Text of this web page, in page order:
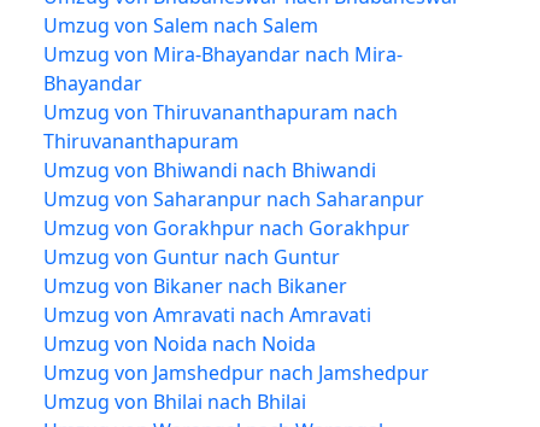
Umzug von Salem nach Salem
Umzug von Mira-Bhayandar nach Mira-
Bhayandar
Umzug von Thiruvananthapuram nach
Thiruvananthapuram
Umzug von Bhiwandi nach Bhiwandi
Umzug von Saharanpur nach Saharanpur
Umzug von Gorakhpur nach Gorakhpur
Umzug von Guntur nach Guntur
Umzug von Bikaner nach Bikaner
Umzug von Amravati nach Amravati
Umzug von Noida nach Noida
Umzug von Jamshedpur nach Jamshedpur
Umzug von Bhilai nach Bhilai